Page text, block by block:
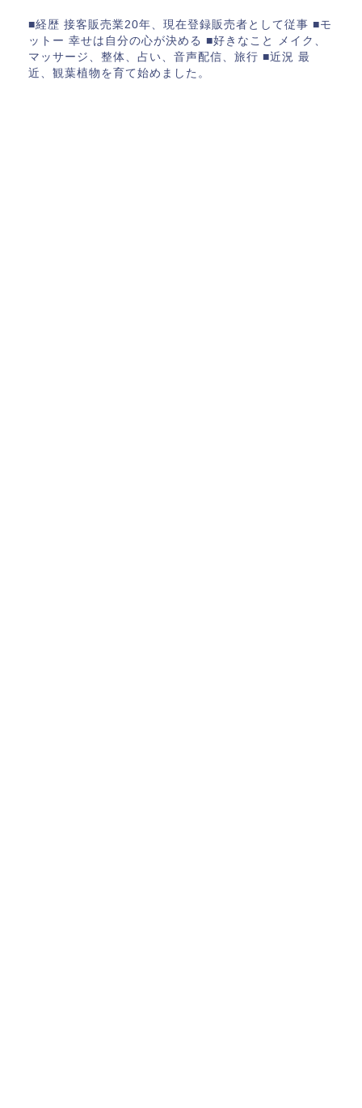
■経歴 接客販売業20年、現在登録販売者として従事 ■モ
ットー 幸せは自分の心が決める ■好きなこと メイク、
マッサージ、整体、占い、音声配信、旅行 ■近況 最
近、観葉植物を育て始めました。